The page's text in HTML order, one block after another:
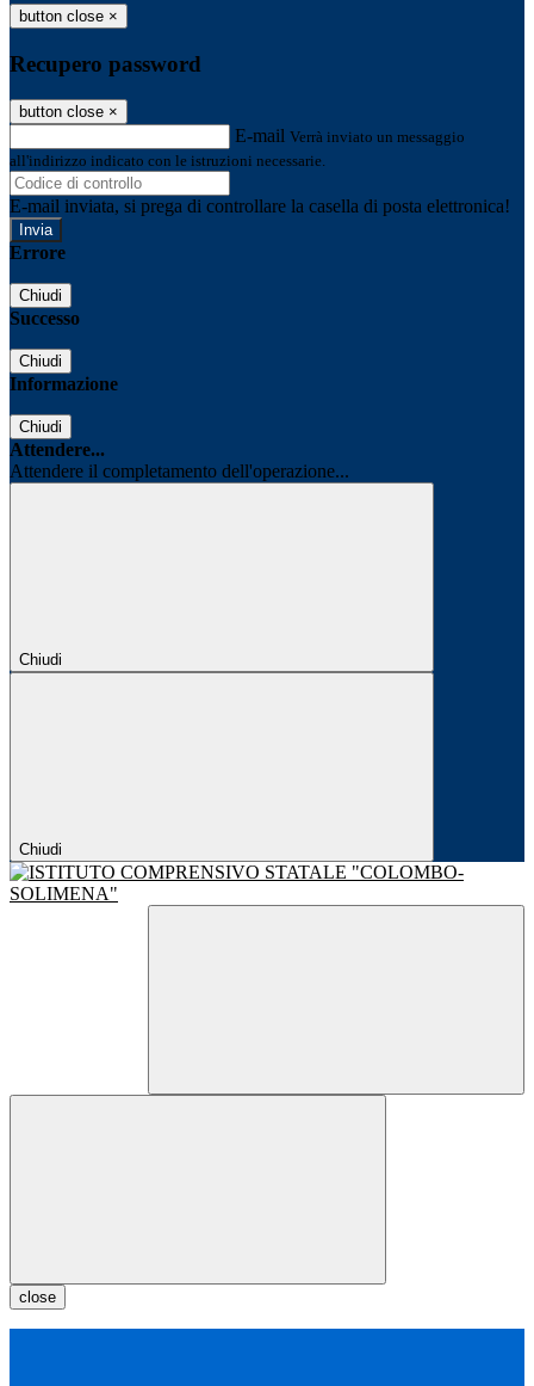
button close ×
Recupero password
button close ×
E-mail Verrà inviato un messaggio
all'indirizzo indicato con le istruzioni necessarie.
E-mail inviata, si prega di controllare la casella di posta elettronica!
Errore
Chiudi
Successo
Chiudi
Informazione
Chiudi
Attendere...
Attendere il completamento dell'operazione...
Chiudi
Chiudi
close